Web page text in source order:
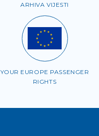
ARHIVA VIJESTI
YOUR EUROPE PASSENGER
RIGHTS